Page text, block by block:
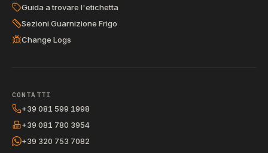
Guida a trovare l'etichetta
Sezioni Guarnizione Frigo
Change Logs
CONTATTI
+39 081 599 1998
+39 081 780 3954
+39 320 753 7082